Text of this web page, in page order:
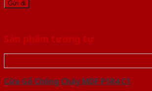
Sản phẩm tương tự
Cửa Gỗ Chống Cháy MDF P1R4 C1